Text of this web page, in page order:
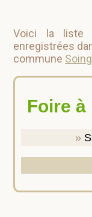
Voici la liste
enregistrées
commune
Foire